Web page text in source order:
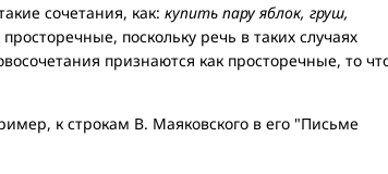
сочетания, как: купить пару яблок, груш,
поскольку речь в таких случаях
признаются как просторечные, то
к строкам В. Маяковского в его "Письме